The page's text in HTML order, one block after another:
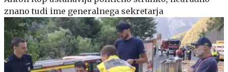
znano tudi ime generalnega sekretarja